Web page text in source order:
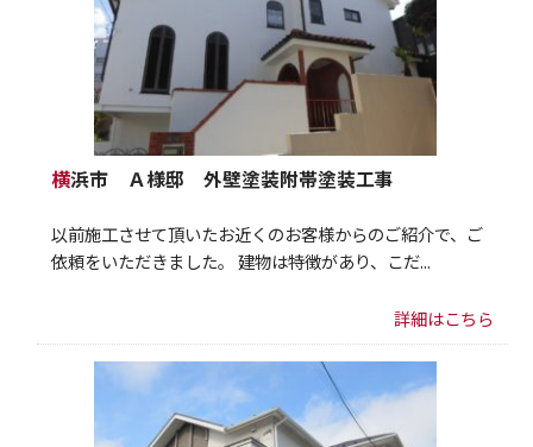
横浜市 Ａ様邸 外壁塗装附帯塗装工事
以前施工させて頂いたお近くのお客様からのご紹介で、ご
依頼をいただきました。 建物は特徴があり、こだ...
詳細はこちら